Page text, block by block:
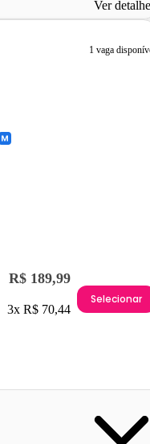
Ver
1 vaga
R$ 189,99
3x R$ 70,44
Selecionar